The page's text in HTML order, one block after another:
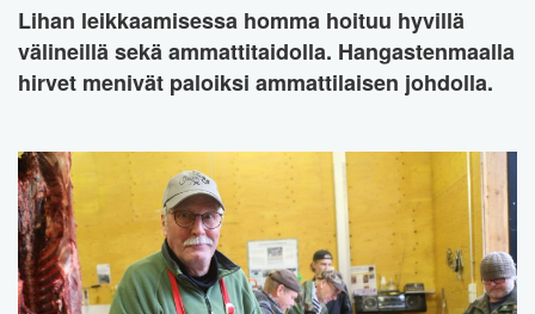
Lihan leikkaamisessa homma hoituu hyvillä
välineillä sekä ammattitaidolla. Hangastenmaalla
hirvet menivät paloiksi ammattilaisen johdolla.